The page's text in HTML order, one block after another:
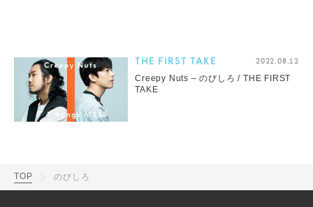
THE FIRST TAKE 2022.08.12
Creepy Nuts – のびしろ / THE FIRST
TAKE
TOP のびしろ